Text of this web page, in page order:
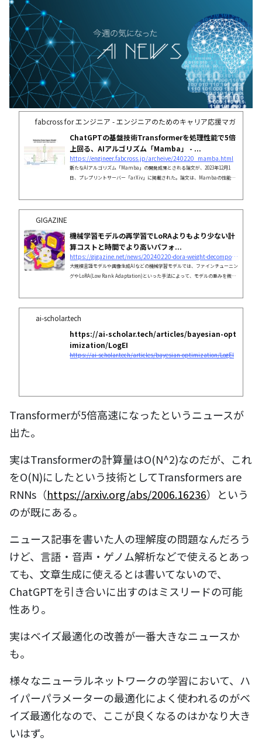
fabcross for エンジニア - エンジニアのためのキャリア応援マガジン
ChatGPTの基盤技術Transformerを処理性能で5倍
上回る、AIアルゴリズム「Mamba」 - ...
https://engineer.fabcross.jp/archeive/240220_mamba.html
新たなAIアルゴリズム「Mamba」の開発成果とされる論文が、2023年12月1
日、プレプリントサーバー「arXiv」に掲載された。論文は、Mambaの性能に
GIGAZINE
機械学習モデルの再学習でLoRAよりもより少ない計
算コストと時間でより高いパフォ...
https://gigazine.net/news/20240220-dora-weight-decomposed-low-rank-adaptation/
大規模言語モデルや画像生成AIなどの機械学習モデルでは、ファインチューニン
グやLoRA(Low Rank Adaptation)といった手法によって、モデルの重みを微調
しました。
ai-scholar.tech
https://ai-scholar.tech/articles/bayesian-opt
imization/LogEI
https://ai-scholar.tech/articles/bayesian-optimization/LogEI
Transformerが5倍高速になったというニュースが
出た。
実はTransformerの計算量はO(N^2)なのだが、これ
をO(N)にしたという技術としてTransformers are
RNNs（https://arxiv.org/abs/2006.16236）という
のが既にある。
ニュース記事を書いた人の理解度の問題なんだろう
けど、言語・音声・ゲノム解析などで使えるとあっ
ても、文章生成に使えるとは書いてないので、
ChatGPTを引き合いに出すのはミスリードの可能
性あり。
実はベイズ最適化の改善が一番大きなニュースか
も。
様々なニューラルネットワークの学習において、ハ
イパーパラメーターの最適化によく使われるのがベ
イズ最適化なので、ここが良くなるのはかなり大き
いはず。